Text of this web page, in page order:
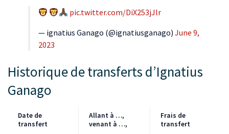
pic.twitter.com/DiX253jJlr
— ignatius Ganago (@ignatiusganago) June 9,
2023
Historique de transferts d’Ignatius
Ganago
Date de
transfert
Allant à …,
venant à …,
Frais de
transfert